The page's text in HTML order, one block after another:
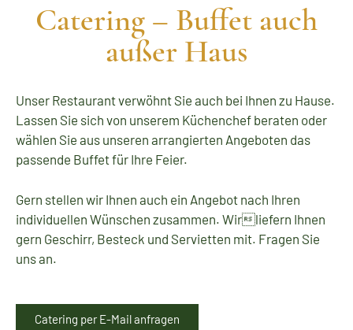
Catering – Buffet auch
außer Haus
Unser Restaurant verwöhnt Sie auch bei Ihnen zu Hause.
Lassen Sie sich von unserem Küchenchef beraten oder
wählen Sie aus unseren arrangierten Angeboten das
passende Buffet für Ihre Feier.
Gern stellen wir Ihnen auch ein Angebot nach Ihren
individuellen Wünschen zusammen. Wirliefern Ihnen
gern Geschirr, Besteck und Servietten mit. Fragen Sie
uns an.
Catering per E-Mail anfragen